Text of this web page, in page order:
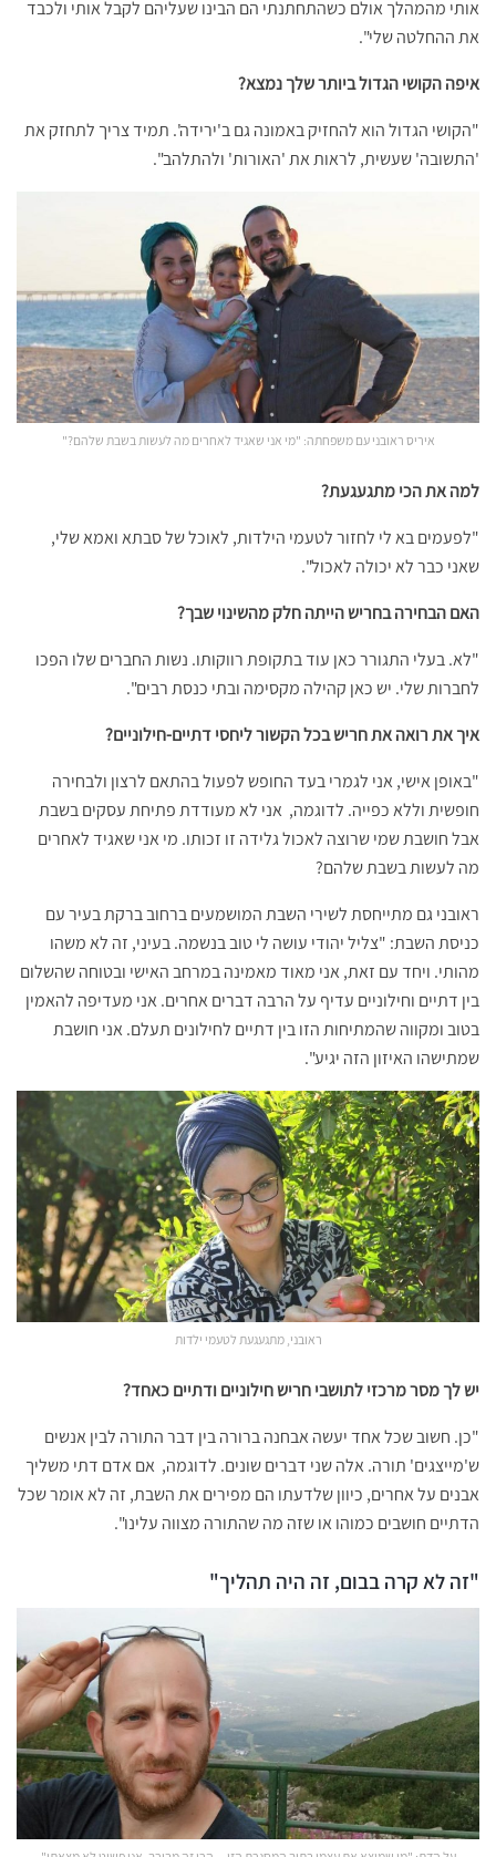
אותי מהמהלך אולם כשהתחתנתי הם הבינו שעליהם לקבל אותי ולכבד
את ההחלטה שלי".
איפה הקושי הגדול ביותר שלך נמצא?
"הקושי הגדול הוא להחזיק באמונה גם ב'ירידה'. תמיד צריך לתחזק את
'התשובה' שעשית, לראות את 'האורות' ולהתלהב".
איריס ראובני עם משפחתה: "מי אני שאגיד לאחרים מה לעשות בשבת שלהם?"
למה את הכי מתגעגעת?
"לפעמים בא לי לחזור לטעמי הילדות, לאוכל של סבתא ואמא שלי,
שאני כבר לא יכולה לאכול".
האם הבחירה בחריש הייתה חלק מהשינוי שבך?
"לא. בעלי התגורר כאן עוד בתקופת רווקותו. נשות החברים שלו הפכו
לחברות שלי. יש כאן קהילה מקסימה ובתי כנסת רבים".
איך את רואה את חריש בכל הקשור ליחסי דתיים-חילוניים?
"באופן אישי, אני לגמרי בעד החופש לפעול בהתאם לרצון ולבחירה
חופשית וללא כפייה. לדוגמה, אני לא מעודדת פתיחת עסקים בשבת
אבל חושבת שמי שרוצה לאכול גלידה זו זכותו. מי אני שאגיד לאחרים
מה לעשות בשבת שלהם?
ראובני גם מתייחסת לשירי השבת המושמעים ברחוב ברקת בעיר עם
כניסת השבת: "צליל יהודי עושה לי טוב בנשמה. בעיני, זה לא משהו
מהותי. ויחד עם זאת, אני מאוד מאמינה במרחב האישי ובטוחה שהשלום
בין דתיים וחילוניים עדיף על הרבה דברים אחרים. אני מעדיפה להאמין
בטוב ומקווה שהמתיחות הזו בין דתיים לחילונים תעלם. אני חושבת
שמתישהו האיזון הזה יגיע".
ראובני, מתגעגעת לטעמי ילדות
יש לך מסר מרכזי לתושבי חריש חילוניים ודתיים כאחד?
"כן. חשוב שכל אחד יעשה אבחנה ברורה בין דבר התורה לבין אנשים
ש'מייצגים' תורה. אלה שני דברים שונים. לדוגמה, אם אדם דתי משליך
אבנים על אחרים, כיוון שלדעתו הם מפירים את השבת, זה לא אומר שכל
הדתיים חושבים כמוהו או שזה מה שהתורה מצווה עלינו".
"זה לא קרה בבום, זה היה תהליך"